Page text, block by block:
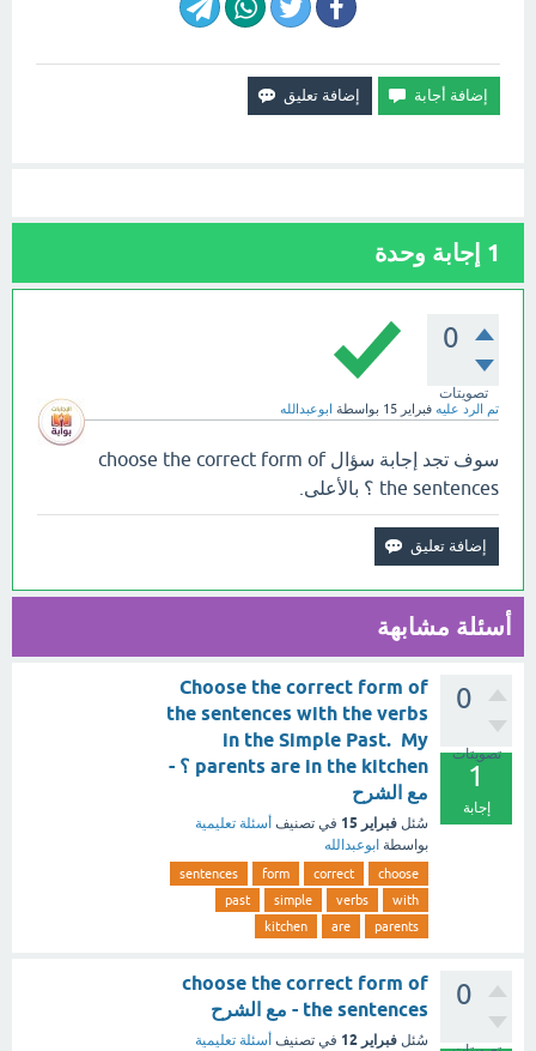
1 إجابة وحدة
0
تصويتات
تم الرد عليه فبراير 15 بواسطة ابوعبدالله
سوف تجد إجابة سؤال choose the correct form of
the sentences ؟ بالأعلى.
أسئلة مشابهة
0
تصويتات
1
إجابة
Choose the correct form of
the sentences with the verbs
in the Simple Past. My
parents are in the kitchen ؟ -
مع الشرح
سُئل فبراير 15 في تصنيف أسئلة تعليمية
بواسطة ابوعبدالله
choose
correct
form
sentences
with
verbs
simple
past
parents
are
kitchen
0
choose the correct form of
the sentences - مع الشرح
سُئل فبراير 12 في تصنيف أسئلة تعليمية